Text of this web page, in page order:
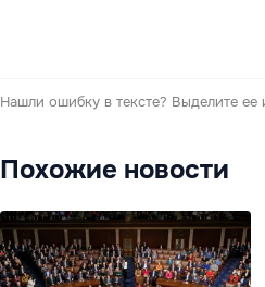
Нашли ошибку в тексте? Выделите ее
Похожие новости